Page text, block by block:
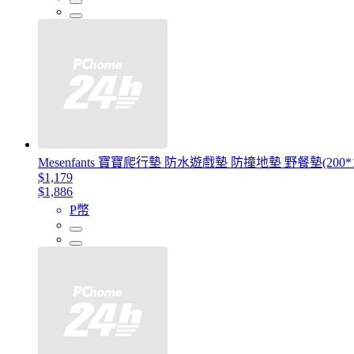
Mesenfants 寶寶爬行墊 防水遊戲墊 防撞地墊 野餐墊
$1,179
$1,886
P幣